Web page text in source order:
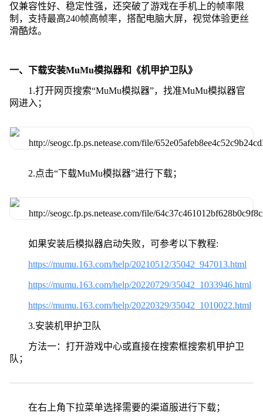
仅兼容性好、稳定性强，还突破了游戏在手机上的帧率限
制，支持最高240帧高帧率，搭配电脑大屏，视觉体验更丝
滑酷炫。
一、下载安装MuMu模拟器和《机甲护卫队》
1.打开网页搜索“MuMu模拟器”，找准MuMu模拟器官
网进入；
2.点击“下载MuMu模拟器”进行下载；
如果安装后模拟器启动失败，可参考以下教程:
https://mumu.163.com/help/20210512/35042_947013.html
https://mumu.163.com/help/20220729/35042_1033946.html
https://mumu.163.com/help/20220329/35042_1010022.html
3.安装机甲护卫队
方法一：打开游戏中心或直接在搜索框搜索机甲护卫
队；
在右上角下拉菜单选择需要的渠道服进行下载；